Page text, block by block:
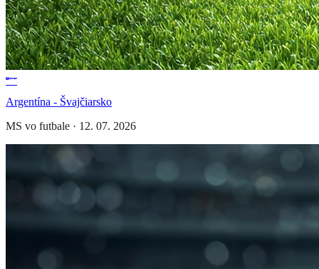
Argentína - Švajčiarsko
MS vo futbale · 12. 07. 2026